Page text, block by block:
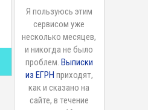
Я пользуюсь этим
сервисом уже
несколько месяцев,
и никогда не было
проблем. Выписки
из ЕГРН приходят,
как и сказано на
сайте, в течение